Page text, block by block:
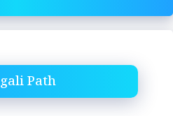
Path